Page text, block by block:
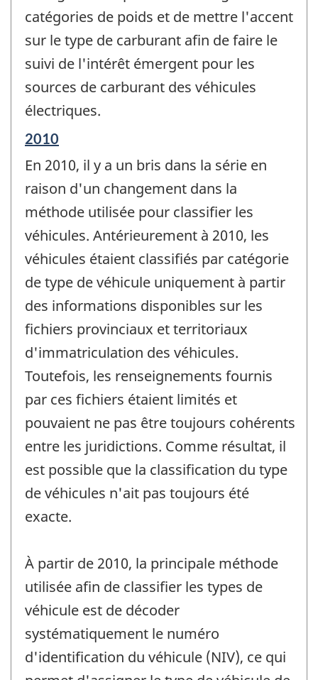
catégories de poids et de mettre l'accent
sur le type de carburant afin de faire le
suivi de l'intérêt émergent pour les
sources de carburant des véhicules
électriques.
Période
référence
de
-
2010
En 2010, il y a un bris dans la série en
raison d'un changement dans la
méthode utilisée pour classifier les
véhicules. Antérieurement à 2010, les
véhicules étaient classifiés par catégorie
de type de véhicule uniquement à partir
des informations disponibles sur les
fichiers provinciaux et territoriaux
d'immatriculation des véhicules.
Toutefois, les renseignements fournis
par ces fichiers étaient limités et
pouvaient ne pas être toujours cohérents
entre les juridictions. Comme résultat, il
est possible que la classification du type
de véhicules n'ait pas toujours été
exacte.
À partir de 2010, la principale méthode
utilisée afin de classifier les types de
véhicule est de décoder
systématiquement le numéro
d'identification du véhicule (NIV), ce qui